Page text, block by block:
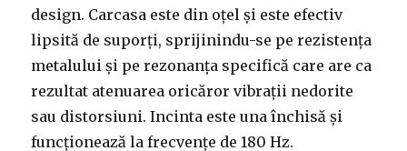
design. Carcasa este din oțel și este efectiv
lipsită de suporți, sprijinindu-se pe rezistența
metalului și pe rezonanța specifică care are ca
rezultat atenuarea oricăror vibrații nedorite
sau distorsiuni. Incinta este una închisă și
funcționează la frecvențe de 180 Hz.